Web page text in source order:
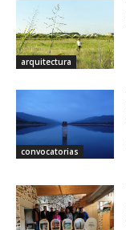
arquitectura
convocatorias